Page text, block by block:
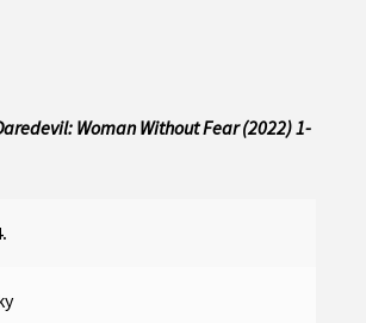
Woman Without Fear (2022) 1-